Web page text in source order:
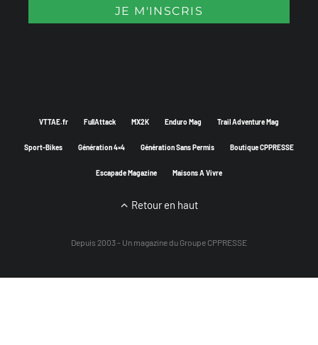
VTTAE.fr FullAttack MX2K Enduro Mag Trail Adventure Mag
Sport-Bikes Génération 4×4 Génération Sans Permis Boutique CPPRESSE
Escapade Magazine Maisons A Vivre
Retour en haut
Depuis 2003 - Un magazine du Groupe CPPRESSE